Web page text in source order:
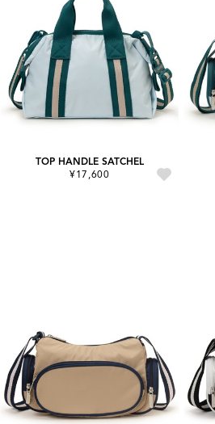
TOP HANDLE SATCHEL
¥17,600